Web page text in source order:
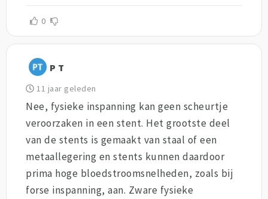
0
P T
11 jaar geleden
Nee, fysieke inspanning kan geen scheurtje
veroorzaken in een stent. Het grootste deel
van de stents is gemaakt van staal of een
metaallegering en stents kunnen daardoor
prima hoge bloedstroomsnelheden, zoals bij
forse inspanning, aan. Zware fysieke